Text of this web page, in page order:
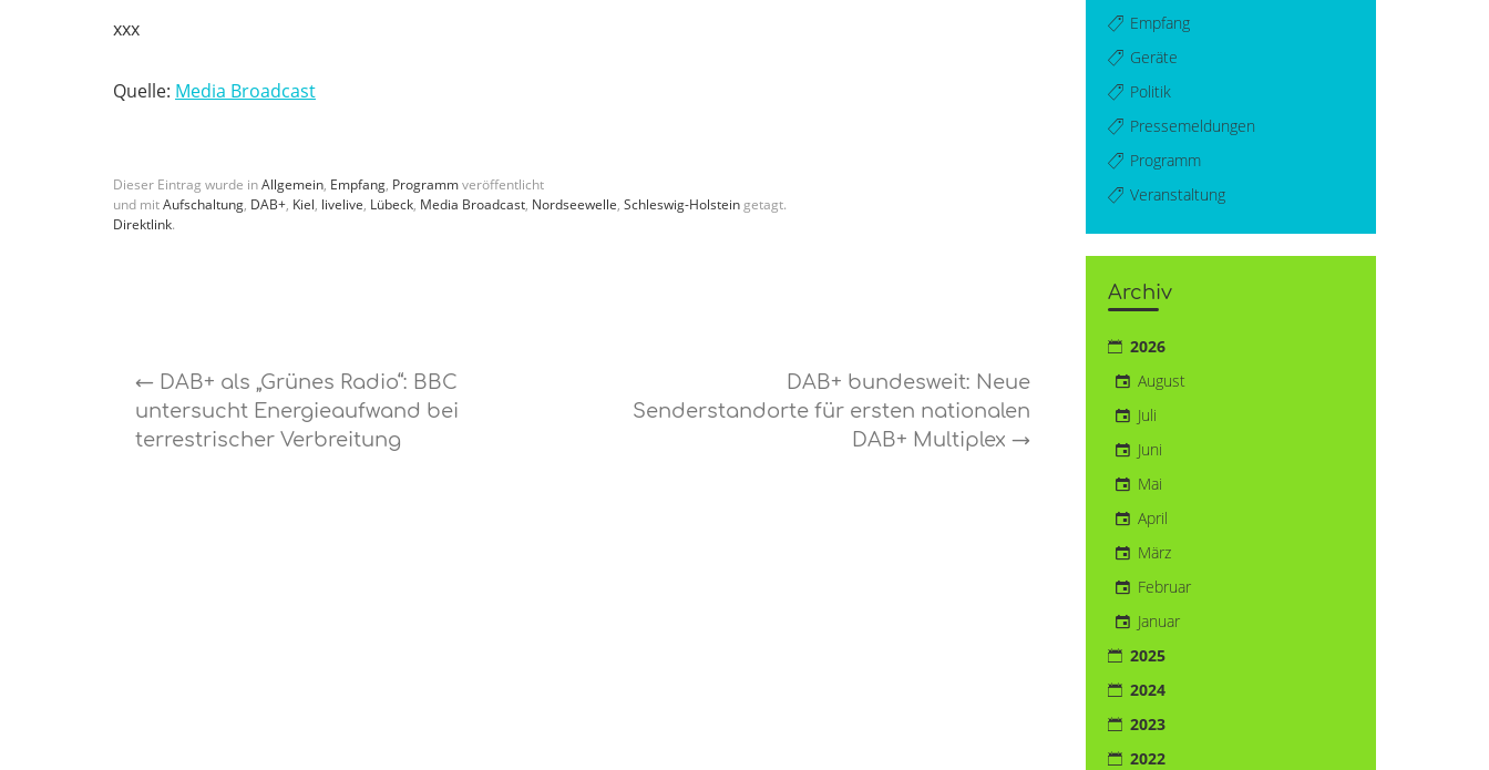
xxx
Quelle: Media Broadcast
Dieser Eintrag wurde inAllgemein, Empfang, Programmveröffentlicht
und mitAufschaltung, DAB+, Kiel, livelive, Lübeck, Media Broadcast, Nordseewelle, Schleswig-Holstein getagt.
Direktlink.
← DAB+ als „Grünes Radio“: BBC
untersucht Energieaufwand bei
terrestrischer Verbreitung
DAB+ bundesweit: Neue
Senderstandorte für ersten nationalen
DAB+ Multiplex →
Empfang
Geräte
Politik
Pressemeldungen
Programm
Veranstaltung
Archiv
2026
August
Juli
Juni
Mai
April
März
Februar
Januar
2025
2024
2023
2022